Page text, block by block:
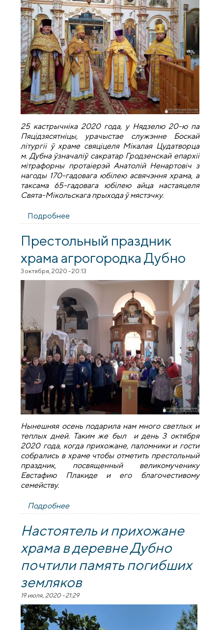
25 кастрычніка 2020 года, у Нядзелю 20-ю па
Пяцідзясятніцы, урачыстае служэнне Боскай
літургіі ў храме свяціцеля Мікалая Цудатворца
м. Дубна ўзначаліў сакратар Гродзенскай епархіі
мітрафорны протаіерэй Анатолій Ненартовіч з
нагоды 170-гадовага юбілею асвячэння храма, а
таксама 65-гадовага юбілею айца настаяцеля
Свята-Мікольскага прыхода ў мястэчку.
Подробнее
мястэчку Дубна
Престольный праздник
храма агрогородка Дубно
3 октября, 2020 - 20:13
Нынешняя осень подарила нам много светлых и
теплых дней. Таким же был и день 3 октября
2020 года, когда прихожане, паломники и гости
собрались в храме чтобы отметить престольный
праздник, посвященный великомученику
Евстафию Плакиде и его благочестивому
семейству.
Подробнеео Престольный праздник храма
агрогородка Дубно
Настоятель и прихожане
храма в деревне Дубно
почтили память погибших
земляков
19 июля, 2020 - 21:29